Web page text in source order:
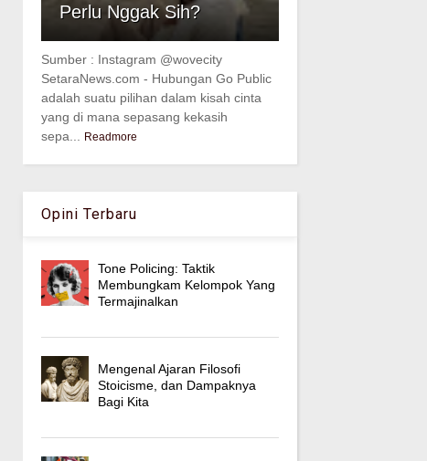
Perlu Nggak Sih?
Sumber : Instagram @wovecity
SetaraNews.com - Hubungan Go Public
adalah suatu pilihan dalam kisah cinta
yang di mana sepasang kekasih
sepa...
Readmore
Opini Terbaru
Tone Policing: Taktik
Membungkam Kelompok Yang
Termajinalkan
Mengenal Ajaran Filosofi
Stoicisme, dan Dampaknya
Bagi Kita